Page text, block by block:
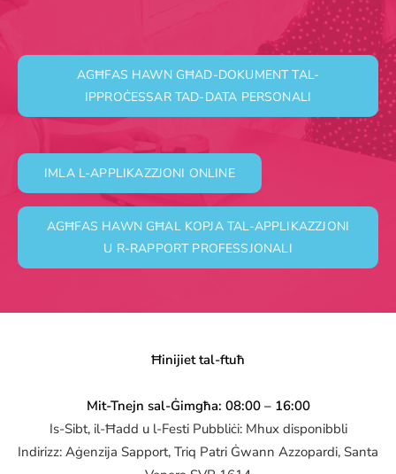
AGĦFAS HAWN GĦAD-DOKUMENT TAL-
IPPROĊESSAR TAD-DATA PERSONALI
IMLA L-APPLIKAZZJONI ONLINE
AGĦFAS HAWN GĦAL KOPJA TAL-APPLIKAZZJONI
U R-RAPPORT PROFESSJONALI
Ħinijiet tal-ftuħ
Mit-Tnejn sal-Ġimgħa: 08:00 – 16:00
Is-Sibt, il-Ħadd u l-Festi Pubbliċi: Mhux disponibbli
Indirizz: Aġenzija Sapport, Triq Patri Ġwann Azzopardi, Santa